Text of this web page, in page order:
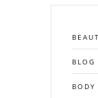
BLOG
BODY